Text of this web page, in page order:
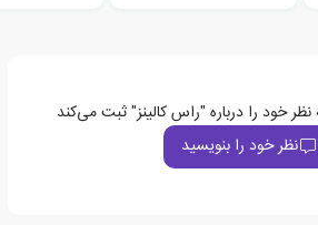
خود را درباره "راس کالینز" ثبت می‌کند
نظر خود را بنویسید